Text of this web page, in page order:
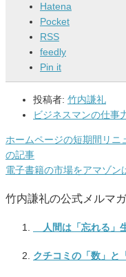
Hatena
Pocket
RSS
feedly
Pin it
投稿者: 竹内謙礼
ビジネスマンの仕事
ホームページの短期間リニ
の記事
電子書籍の市場をアマゾン
竹内謙礼の公式メルマ
人間は「忘れる」
クチコミの「数」と